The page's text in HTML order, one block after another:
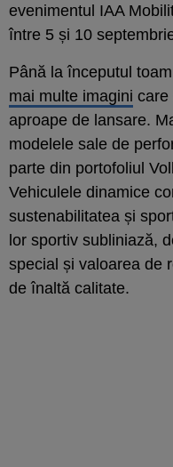
evenimentul IAA
între 5 și 10
Până la începutul
mai multe imagini care
aproape de lansare.
modelele sale de
parte din portofoliul
Vehiculele dinamice
sustenabilitatea și
lor sportiv subliniază,
special și valoarea de
de înaltă calitate.